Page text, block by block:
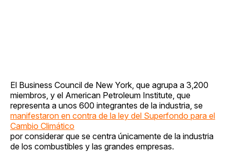
El Business Council de New York, que agrupa a 3,200
miembros, y el American Petroleum Institute, que
representa a unos 600 integrantes de la industria, se
manifestaron en contra de la ley del Superfondo para el
Cambio Climático
por considerar que se centra únicamente de la industria
de los combustibles y las grandes empresas.